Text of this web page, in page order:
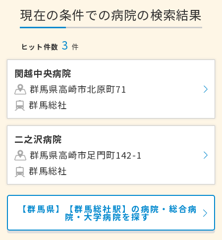
現在の条件での病院の検索結果
ヒット件数 3 件
関越中央病院
群馬県高崎市北原町71
群馬総社
二之沢病院
群馬県高崎市足門町142-1
群馬総社
【群馬県】【群馬総社駅】の病院・総合病
院・大学病院を探す